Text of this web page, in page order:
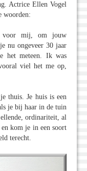
Actrice Ellen Vogel
woorden:
voor mij, om jouw
nu ongeveer 30 jaar
het meteen. Ik was
viel het me op,
thuis. Je huis is een
je bij haar in de tuin
ordinariteit, al
kom je in een soort
terecht.